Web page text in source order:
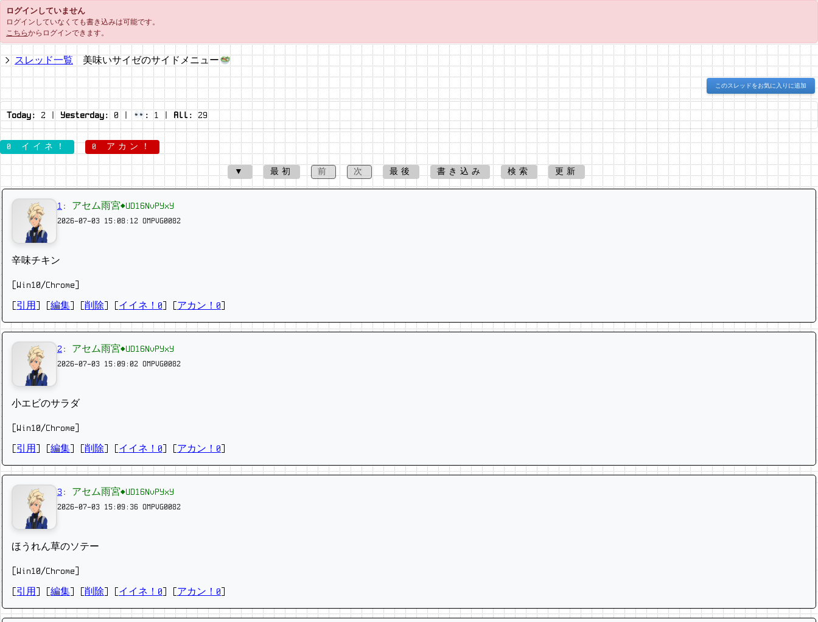
ログインしていません
ログインしていなくても書き込みは可能です。
こちらからログインできます。
スレッド一覧 美味いサイゼのサイドメニュー
このスレッドをお気に入りに追加
Today: 2 | Yesterday:0 | : 1 | All: 29
0 イイネ！ 0 アカン！
▼ 最初 前 次 最後 書き込み 検索 更新
1 : アセム雨宮◆UD16NvPYxY
2026-07-03 15:08:12 OMPVG0082
辛味チキン
[Win10/Chrome]
引用 編集 削除 イイネ！0 アカン！0
2 : アセム雨宮◆UD16NvPYxY
2026-07-03 15:09:02 OMPVG0082
小エビのサラダ
[Win10/Chrome]
引用 編集 削除 イイネ！0 アカン！0
3 : アセム雨宮◆UD16NvPYxY
2026-07-03 15:09:36 OMPVG0082
ほうれん草のソテー
[Win10/Chrome]
引用 編集 削除 イイネ！0 アカン！0